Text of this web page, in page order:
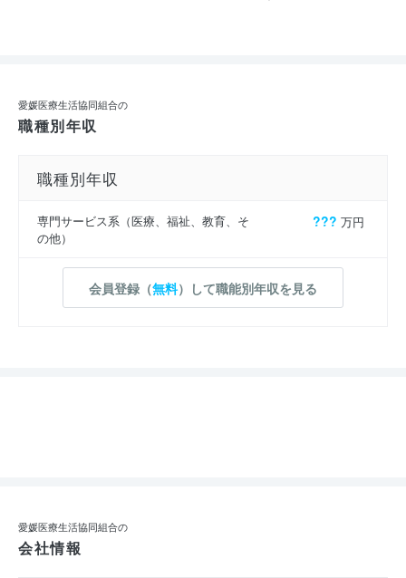
愛媛医療生活協同組合の
職種別年収
職種別年収
専門サービス系（医療、福祉、教育、そ
の他）
??? 万円
会員登録（無料）して職能別年収を見る
愛媛医療生活協同組合の
会社情報